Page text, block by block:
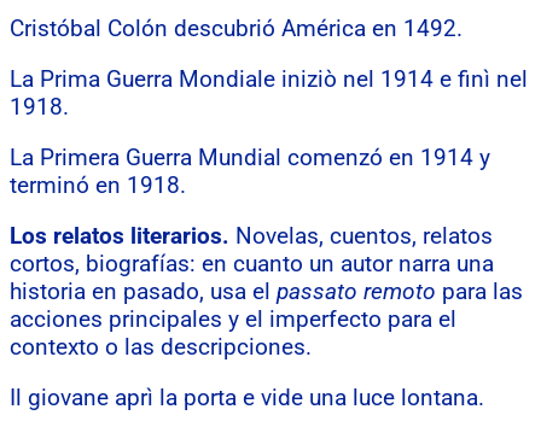
Cristóbal Colón descubrió América en 1492.
La Prima Guerra Mondiale iniziò nel 1914 e finì nel
1918.
La Primera Guerra Mundial comenzó en 1914 y
terminó en 1918.
Los relatos literarios. Novelas, cuentos, relatos
cortos, biografías: en cuanto un autor narra una
historia en pasado, usa el passato remoto para las
acciones principales y el imperfecto para el
contexto o las descripciones.
Il giovane aprì la porta e vide una luce lontana.